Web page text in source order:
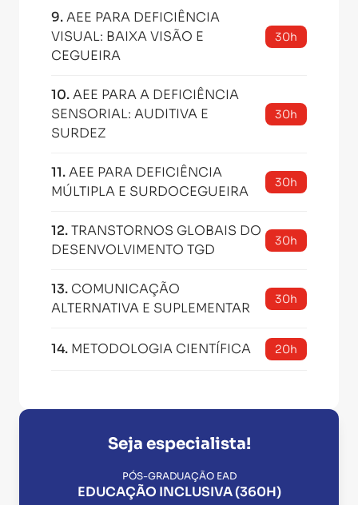
9.AEE PARA DEFICIÊNCIA
VISUAL: BAIXA VISÃO E
CEGUEIRA
30h
10.AEE PARA A DEFICIÊNCIA
SENSORIAL: AUDITIVA E
SURDEZ
30h
11.AEE PARA DEFICIÊNCIA
MÚLTIPLA E SURDOCEGUEIRA
30h
12.TRANSTORNOS GLOBAIS DO
DESENVOLVIMENTO TGD
30h
13. COMUNICAÇÃO
ALTERNATIVA E SUPLEMENTAR
30h
14. METODOLOGIA CIENTÍFICA 20h
Seja especialista!
PÓS-GRADUAÇÃO EAD
EDUCAÇÃO INCLUSIVA (360H)